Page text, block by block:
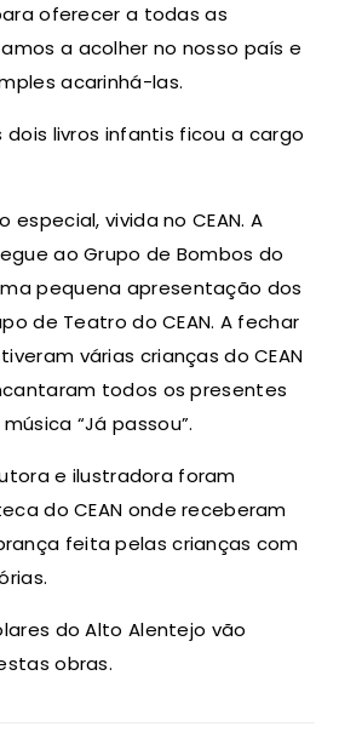
oferecer a todas as
a acolher no nosso país e
acarinhá-las.
livros infantis ficou a cargo
vivida no CEAN. A
ao Grupo de Bombos do
pequena apresentação dos
de Teatro do CEAN. A fechar
várias crianças do CEAN
todos os presentes
“Já passou”.
e ilustradora foram
do CEAN onde receberam
feita pelas crianças com
do Alto Alentejo vão
obras.